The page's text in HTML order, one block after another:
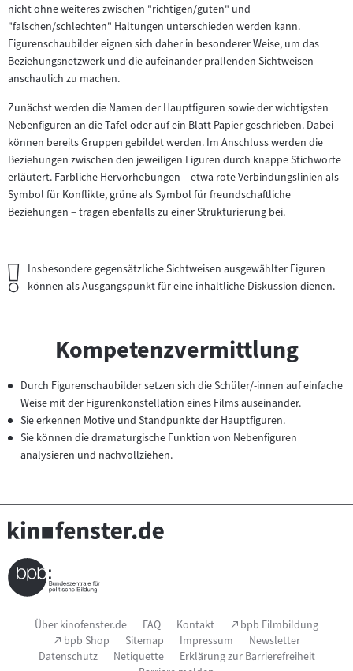
nicht ohne weiteres zwischen "richtigen/guten" und
"falschen/schlechten" Haltungen unterschieden werden kann.
Figurenschaubilder eignen sich daher in besonderer Weise, um das
Beziehungsnetzwerk und die aufeinander prallenden Sichtweisen
anschaulich zu machen.
Zunächst werden die Namen der Hauptfiguren sowie der wichtigsten
Nebenfiguren an die Tafel oder auf ein Blatt Papier geschrieben. Dabei
können bereits Gruppen gebildet werden. Im Anschluss werden die
Beziehungen zwischen den jeweiligen Figuren durch knappe Stichworte
erläutert. Farbliche Hervorhebungen – etwa rote Verbindungslinien als
Symbol für Konflikte, grüne als Symbol für freundschaftliche
Beziehungen – tragen ebenfalls zu einer Strukturierung bei.
Wichtiger
Hinweis:
Insbesondere gegensätzliche Sichtweisen ausgewählter Figuren
können als Ausgangspunkt für eine inhaltliche Diskussion dienen.
Kompetenzvermittlung
Durch Figurenschaubilder setzen sich die Schüler/-innen auf einfache
Weise mit der Figurenkonstellation eines Films auseinander.
Sie erkennen Motive und Standpunkte der Hauptfiguren.
Sie können die dramaturgische Funktion von Nebenfiguren
analysieren und nachvollziehen.
Seitenfußnavigation
Über kinofenster.de FAQ Kontakt (Link
öffnet
im
neuen
bpb Filmbildung
(Link
öffnet
im
bpb Shop Sitemap Impressum
Newsletter
Datenschutz
Netiquette
Erklärung zur Barrierefreiheit